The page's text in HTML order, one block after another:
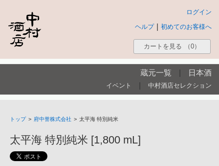
ログイン
初めてのお客様へ
ヘルプ
カートを見る （0）
蔵元一覧 日本酒
イベント 中村酒店セレクション
トップ > 府中誉株式会社 > 太平海 特別純米
太平海 特別純米 [1,800 mL]